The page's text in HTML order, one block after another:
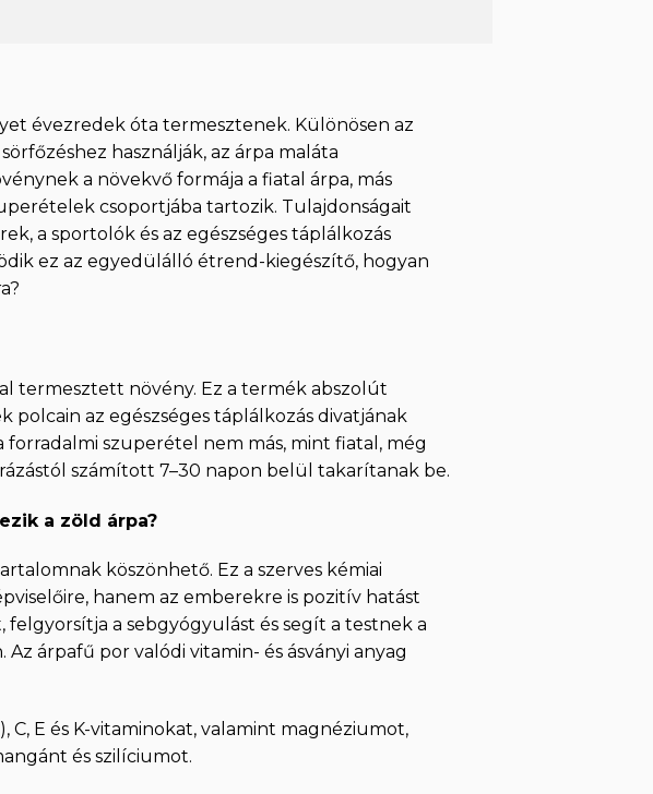
évezredek óta termesztenek. Különösen az
használják, az árpa maláta
a növekvő formája a fiatal árpa, más
csoportjába tartozik. Tulajdonságait
a sportolók és az egészséges táplálkozás
ez az egyedülálló étrend-kiegészítő, hogyan
termesztett növény. Ez a termék abszolút
az egészséges táplálkozás divatjának
szuperétel nem más, mint fiatal, még
számított 7–30 napon belül takarítanak be.
a zöld árpa?
köszönhető. Ez a szerves kémiai
hanem az emberekre is pozitív hatást
a sebgyógyulást és segít a testnek a
árpafű por valódi vitamin- és ásványi anyag
C, E és K-vitaminokat, valamint magnéziumot,
és szilíciumot.